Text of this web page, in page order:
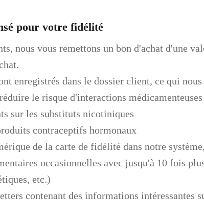
pour votre fidélité
nous vous remettons un bon d'achat d'une
enregistrés dans le dossier client, ce qui
le risque d'interactions
sur les substituts nicotiniques
contraceptifs hormonaux
de la carte de fidélité dans notre
occasionnelles avec jusqu'à 10 fois
etc.)
contenant des informations intéressantes